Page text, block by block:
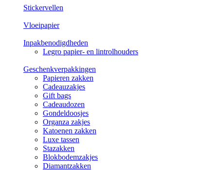
Stickervellen
Vloeipapier
Inpakbenodigdheden
Legro papier- en lintrolhouders
Geschenkverpakkingen
Papieren zakken
Cadeauzakjes
Gift bags
Cadeaudozen
Gondeldoosjes
Organza zakjes
Katoenen zakken
Luxe tassen
Stazakken
Blokbodemzakjes
Diamantzakken